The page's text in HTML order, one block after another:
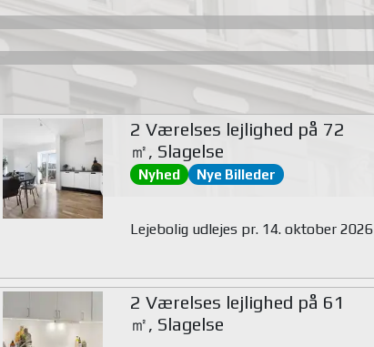
2 Værelses lejlighed på 72
㎡, Slagelse
Nyhed Nye Billeder
Lejebolig udlejes pr. 14. oktober 2026
2 Værelses lejlighed på 61
㎡, Slagelse